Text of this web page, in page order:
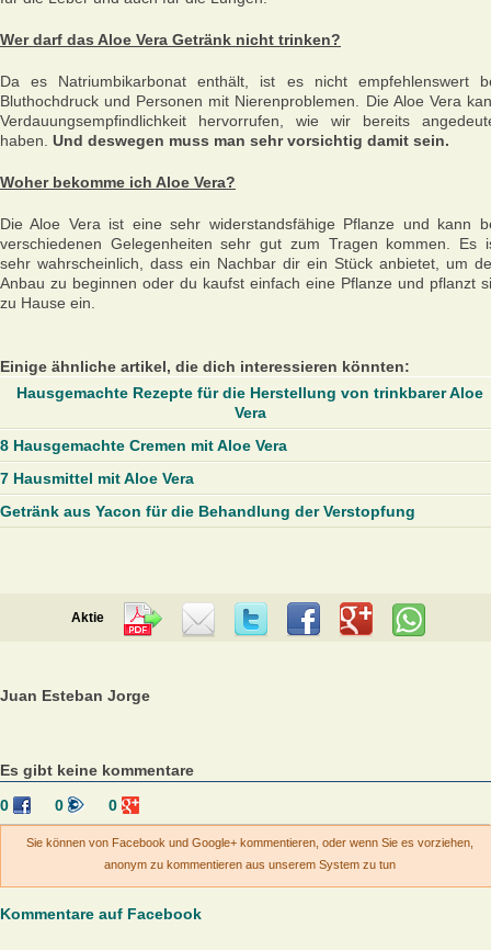
Wer darf das Aloe Vera Getränk nicht trinken?
Da es Natriumbikarbonat enthält, ist es nicht empfehlenswert
Bluthochdruck und Personen mit Nierenproblemen. Die Aloe Vera
Verdauungsempfindlichkeit hervorrufen, wie wir bereits
haben. Und deswegen muss man sehr vorsichtig damit sein.
Woher bekomme ich Aloe Vera?
Die Aloe Vera ist eine sehr widerstandsfähige Pflanze und kann
verschiedenen Gelegenheiten sehr gut zum Tragen kommen. Es
sehr wahrscheinlich, dass ein Nachbar dir ein Stück anbietet, um
Anbau zu beginnen oder du kaufst einfach eine Pflanze und pflanzt
zu Hause ein.
Einige ähnliche artikel, die dich interessieren könnten:
Hausgemachte Rezepte für die Herstellung von trinkbarer Aloe
Vera
8 Hausgemachte Cremen mit Aloe Vera
7 Hausmittel mit Aloe Vera
Getränk aus Yacon für die Behandlung der Verstopfung
Aktie
Juan Esteban Jorge
Es gibt keine kommentare
0
0 0
Sie können von Facebook und Google+ kommentieren, oder wenn Sie es vorziehen,
anonym zu kommentieren aus unserem System zu tun
Kommentare auf Facebook